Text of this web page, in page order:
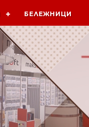
БЕЛЕЖНИЦИ